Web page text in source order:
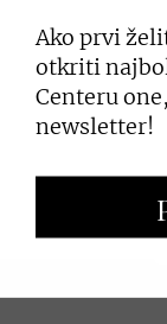
Ako prvi
otkriti
Centeru
newsletter!